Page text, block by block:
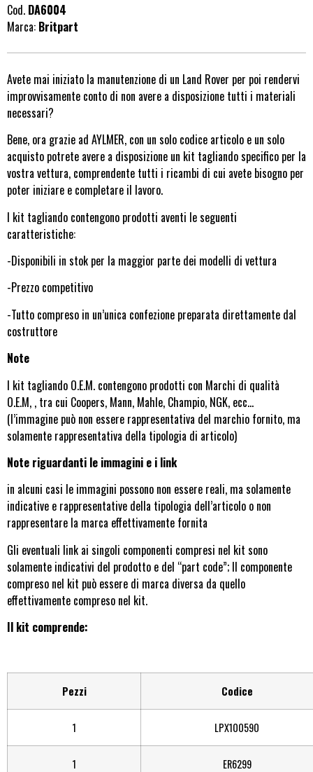
Cod. DA6004
Marca: Britpart
Avete mai iniziato la manutenzione di un Land Rover per poi rendervi
improvvisamente conto di non avere a disposizione tutti i materiali
necessari?
Bene, ora grazie ad AYLMER, con un solo codice articolo e un solo
acquisto potrete avere a disposizione un kit tagliando specifico per la
vostra vettura, comprendente tutti i ricambi di cui avete bisogno per
poter iniziare e completare il lavoro.
I kit tagliando contengono prodotti aventi le seguenti
caratteristiche:
-Disponibili in stok per la maggior parte dei modelli di vettura
-Prezzo competitivo
-Tutto compreso in un’unica confezione preparata direttamente dal
costruttore
Note
I kit tagliando O.E.M. contengono prodotti con Marchi di qualità
O.E.M, , tra cui Coopers, Mann, Mahle, Champio, NGK, ecc…
(l’immagine può non essere rappresentativa del marchio fornito, ma
solamente rappresentativa della tipologia di articolo)
Note riguardanti le immagini e i link
in alcuni casi le immagini possono non essere reali, ma solamente
indicative e rappresentative della tipologia dell’articolo o non
rappresentare la marca effettivamente fornita
Gli eventuali link ai singoli componenti compresi nel kit sono
solamente indicativi del prodotto e del “part code”; Il componente
compreso nel kit può essere di marca diversa da quello
effettivamente compreso nel kit.
Il kit comprende:
Pezzi Codice
1 LPX100590
1 ER6299